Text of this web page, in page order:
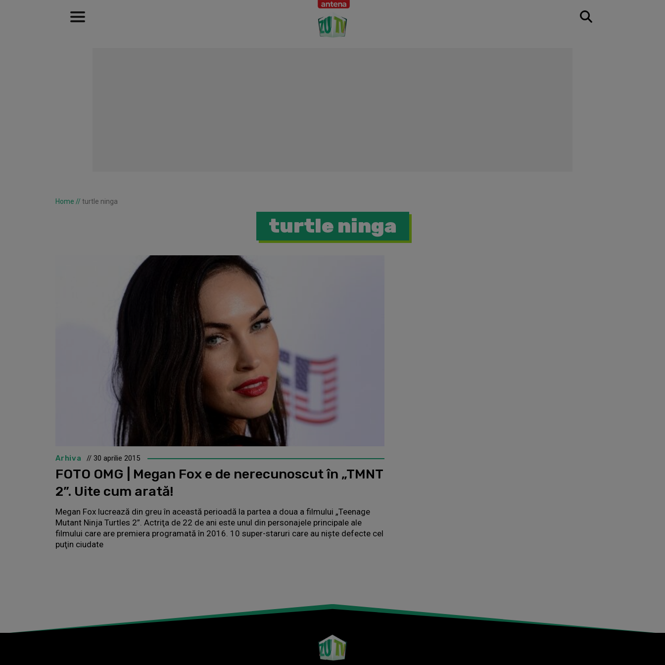
Home // turtle ninga
turtle ninga
Arhiva // 30 aprilie 2015
FOTO OMG | Megan Fox e de nerecunoscut în „TMNT
2”. Uite cum arată!
Megan Fox lucrează din greu în această perioadă la partea a doua a filmului „Teenage
Mutant Ninja Turtles 2”. Actriţa de 22 de ani este unul din personajele principale ale
filmului care are premiera programată în 2016. 10 super-staruri care au nişte defecte cel
puţin ciudate